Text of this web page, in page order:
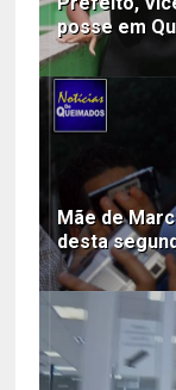
posse em
Mãe de
desta